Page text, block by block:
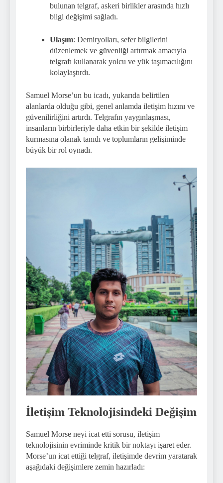
bulunan telgraf, askeri birlikler arasında hızlı
bilgi değişimi sağladı.
Ulaşım: Demiryolları, sefer bilgilerini
düzenlemek ve güvenliği artırmak amacıyla
telgrafı kullanarak yolcu ve yük taşımacılığını
kolaylaştırdı.
Samuel Morse’un bu icadı, yukarıda belirtilen
alanlarda olduğu gibi, genel anlamda iletişim hızını ve
güvenilirliğini artırdı. Telgrafın yaygınlaşması,
insanların birbirleriyle daha etkin bir şekilde iletişim
kurmasına olanak tanıdı ve toplumların gelişiminde
büyük bir rol oynadı.
İletişim Teknolojisindeki Değişim
Samuel Morse neyi icat etti sorusu, iletişim
teknolojisinin evriminde kritik bir noktayı işaret eder.
Morse’un icat ettiği telgraf, iletişimde devrim yaratarak
aşağıdaki değişimlere zemin hazırladı: